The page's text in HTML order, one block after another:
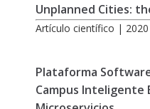
Unplanned Cities:
Artículo científico | 2020
Plataforma
Campus Inteligente